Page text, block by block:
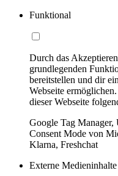
Funktional
Durch das
grundlegenden
bereitstellen und dir
Webseite
dieser Webseite
Google Tag
Consent Mode von
Klarna, Freshchat
Externe Medieninhalte